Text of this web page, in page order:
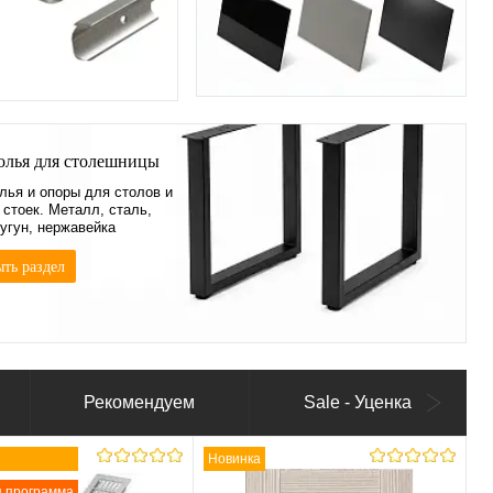
11
3
0
11
для столешницы
и опоры для столов и
Металл, сталь,
нержавейка
раздел
Рекомендуем Sale - Уценка
Новинка